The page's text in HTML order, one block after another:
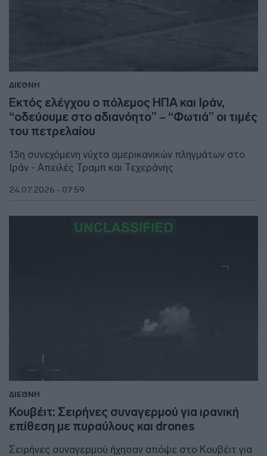
ΔΙΕΘΝΗ
Εκτός ελέγχου ο πόλεμος ΗΠΑ και Ιράν,
“οδεύουμε στο αδιανόητο” – “Φωτιά” οι τιμές
του πετρελαίου
13η συνεχόμενη νύχτα αμερικανικών πληγμάτων στο
Ιράν - Απειλές Τραμπ και Τεχεράνης
24.07.2026 - 07:59
ΔΙΕΘΝΗ
Κουβέιτ: Σειρήνες συναγερμού για ιρανική
επίθεση με πυραύλους και drones
Σειρήνες συναγερμού ήχησαν απόψε στο Κουβέιτ για